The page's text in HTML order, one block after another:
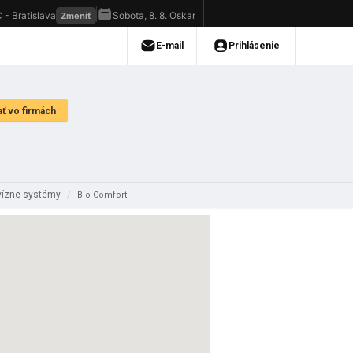
systémy / Bio Comfort